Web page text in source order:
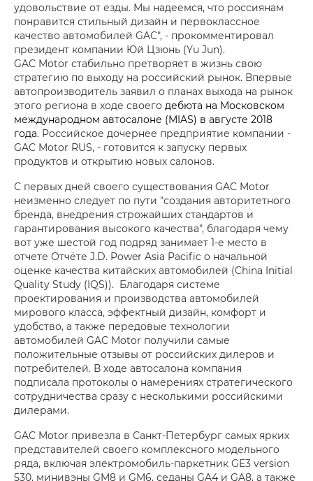
удовольствие от езды. Мы надеемся, что россиянам
понравится стильный дизайн и первоклассное
качество автомобилей GAC", - прокомментировал
президент компании Юй Цзюнь (Yu Jun).
GAC Motor стабильно претворяет в жизнь свою
стратегию по выходу на российский рынок. Впервые
автопроизводитель заявил о планах выхода на рынок
этого региона в ходе своего дебюта на Московском
международном автосалоне (MIAS) в августе 2018
года. Российское дочернее предприятие компании -
GAC Motor RUS, - готовится к запуску первых
продуктов и открытию новых салонов.
С первых дней своего существования GAC Motor
неизменно следует по пути "создания авторитетного
бренда, внедрения строжайших стандартов и
гарантирования высокого качества", благодаря чему
вот уже шестой год подряд занимает 1-е место в
отчете Отчёте J.D. Power Asia Pacific о начальной
оценке качества китайских автомобилей (China Initial
Quality Study (IQS)). Благодаря системе
проектирования и производства автомобилей
мирового класса, эффектный дизайн, комфорт и
удобство, а также передовые технологии
автомобилей GAC Motor получили самые
положительные отзывы от российских дилеров и
потребителей. В ходе автосалона компания
подписала протоколы о намерениях стратегического
сотрудничества сразу с несколькими российскими
дилерами.
GAC Motor привезла в Санкт-Петербург самых ярких
представителей своего комплексного модельного
ряда, включая электромобиль-паркетник GE3 version
530, минивэны GM8 и GM6, седаны GA4 и GA8, а также